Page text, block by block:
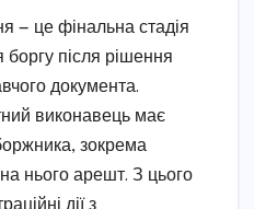
— це фінальна стадія
після рішення
документа.
виконавець має
зокрема
нього арешт. З цього